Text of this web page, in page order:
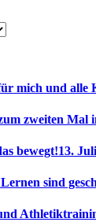
mich und alle
zweiten Mal
bewegt!13.
sind